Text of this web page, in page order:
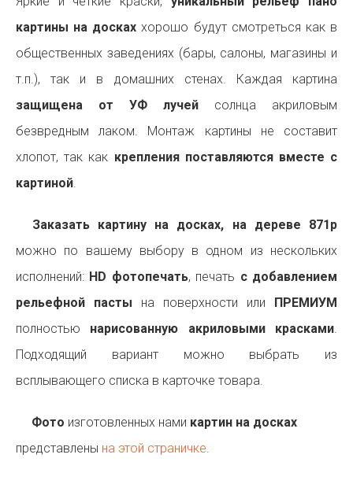
картины на досках хорошо будут смотреться как в
общественных заведениях (бары, салоны, магазины и
т.п.), так и в домашних стенах. Каждая картина
защищена от УФ лучей солнца акриловым
безвредным лаком. Монтаж картины не составит
хлопот, так как крепления поставляются вместе с
картиной.
Заказать картину на досках, на дереве 871p
можно по вашему выбору в одном из нескольких
исполнений: HD фотопечать, печать с добавлением
рельефной пасты на поверхности или ПРЕМИУМ
полностью нарисованную акриловыми красками.
Подходящий вариант можно выбрать из
всплывающего списка в карточке товара.
Фото изготовленных нами картин на досках
представлены на этой страничке.